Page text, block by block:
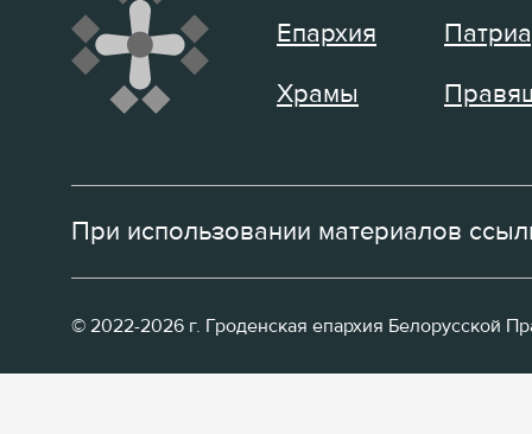
Епархия
Храмы
При использовании материалов
© 2022-2026 г. Гроденская епархия Белорусской